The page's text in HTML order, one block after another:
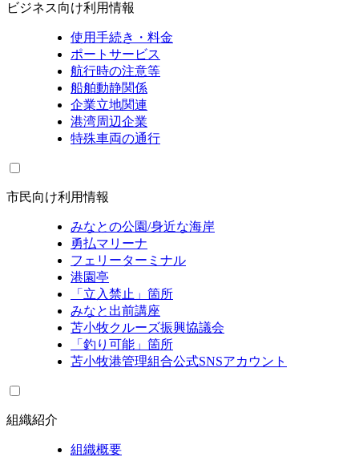
ビジネス向け利用情報
使用手続き・料金
ポートサービス
航行時の注意等
船舶動静関係
企業立地関連
港湾周辺企業
特殊車両の通行
市民向け利用情報
みなとの公園/身近な海岸
勇払マリーナ
フェリーターミナル
港園亭
「立入禁止」箇所
みなと出前講座
苫小牧クルーズ振興協議会
「釣り可能」箇所
苫小牧港管理組合公式SNSアカウント
組織紹介
組織概要